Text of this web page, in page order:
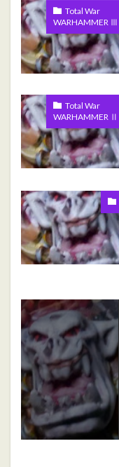
Total War
WARHAMMER Ⅲ
Total War
WARHAMMER Ⅱ